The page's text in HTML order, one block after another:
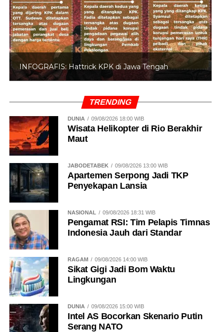
INFOGRAFIS: Hattrick KPK di Jawa Tengah
TRENDING
DUNIA 09/08/2026 18:00 WIB
Wisata Helikopter di Rio Berakhir
Maut
JABODETABEK 09/08/2026 13:00 WIB
Apartemen Serpong Jadi TKP
Penyekapan Lansia
NASIONAL 09/08/2026 18:31 WIB
Pengamat RSI: Tim Pelapis Timnas
Indonesia Jauh dari Standar
RAGAM 09/08/2026 14:00 WIB
Sikat Gigi Jadi Bom Waktu
Lingkungan
DUNIA 09/08/2026 15:00 WIB
Intel AS Bocorkan Skenario Putin
Serang NATO